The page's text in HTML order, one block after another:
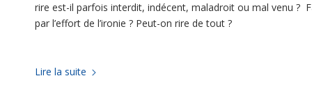
rire est-il parfois interdit, indécent, maladroit ou mal venu ?
par l’effort de l’ironie ? Peut-on rire de tout ?
Lire la suite